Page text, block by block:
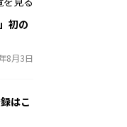
初の
8月3日
はこ